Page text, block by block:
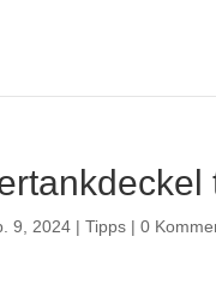
9, 2024 |Tipps |0